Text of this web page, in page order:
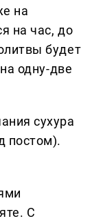
на
на час, до
будет
одну-две
сухура
постом).
С